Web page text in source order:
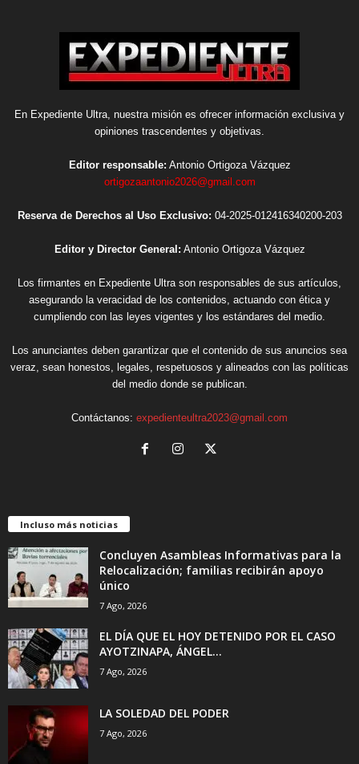
En Expediente Ultra, nuestra misión es ofrecer información exclusiva y
opiniones trascendentes y objetivas.
Editor responsable: Antonio Ortigoza Vázquez
ortigozaantonio2026@gmail.com
Reserva de Derechos al Uso Exclusivo: 04-2025-012416340200-203
Editor y Director General: Antonio Ortigoza Vázquez
Los firmantes en Expediente Ultra son responsables de sus artículos,
asegurando la veracidad de los contenidos, actuando con ética y
cumpliendo con las leyes vigentes y los estándares del medio.
Los anunciantes deben garantizar que el contenido de sus anuncios sea
veraz, sean honestos, legales, respetuosos y alineados con las políticas
del medio donde se publican.
Contáctanos: expedienteultra2023@gmail.com
Incluso más noticias
Concluyen Asambleas Informativas para la
Relocalización; familias recibirán apoyo
único
7 Ago, 2026
EL DÍA QUE EL HOY DETENIDO POR EL CASO
AYOTZINAPA, ÁNGEL...
7 Ago, 2026
LA SOLEDAD DEL PODER
7 Ago, 2026